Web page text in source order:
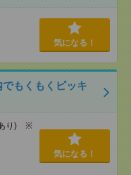
気になる！
でもくもくピッキ
あり) ※
気になる！